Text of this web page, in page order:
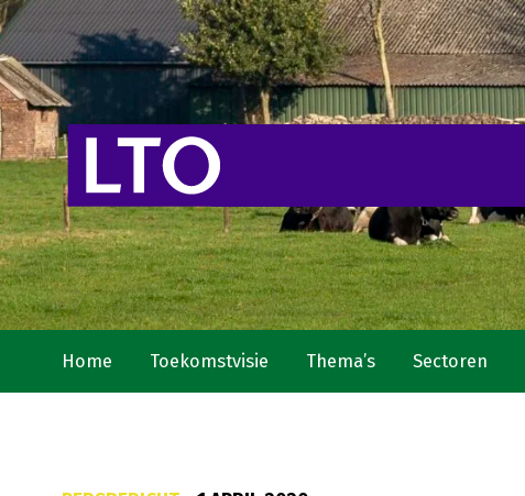
Home Toekomstvisie Thema’s Sectoren